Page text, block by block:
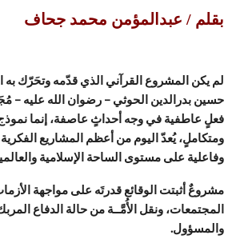
بقلم / عبدالمؤمن محمد جحاف
لم يكن المشروع القرآني الذي قدّمه وتحَرّك به
حسين بدرالدين الحوثي – رضوان الله عليه –
فعلٍ عاطفية في وجه أحداثٍ عاصفة، إنما
ومتكاملٍ، يُعدّ اليوم من أعظم المشاريع
وفاعلية على مستوى الساحة الإسلامية
مشروعٌ أثبتت الوقائع قدرتَه على مواجهة
المجتمعات، ونقل الأُمَّــة من حالة الدفاع
والمسؤول.